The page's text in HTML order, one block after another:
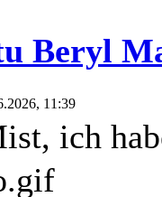
Beryl
11:39
ich